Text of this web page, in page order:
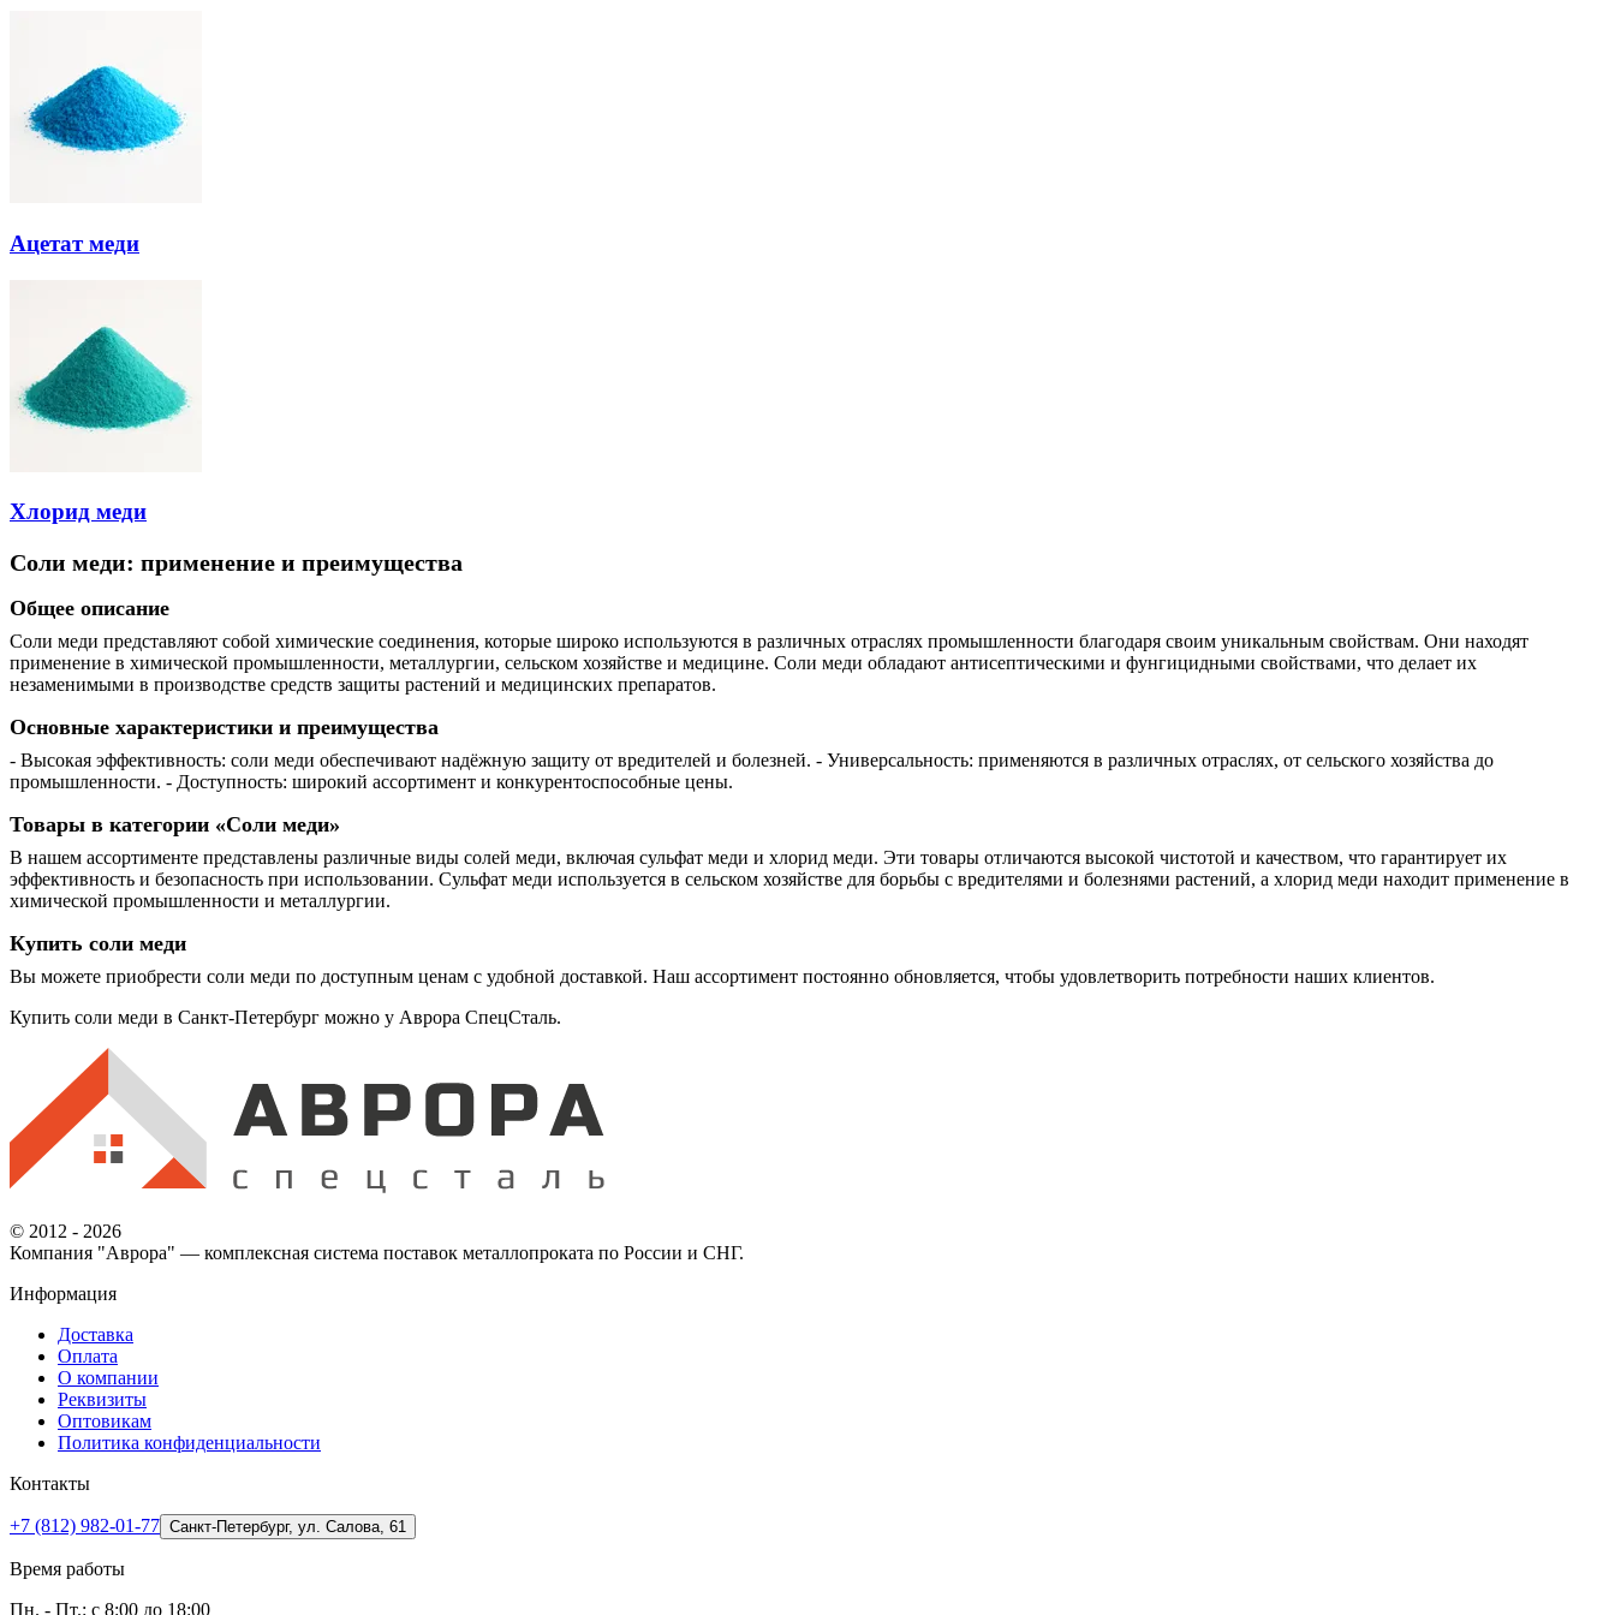
Ацетат меди
Хлорид меди
Соли меди: применение и преимущества
Общее описание
Соли меди представляют собой химические соединения, которые широко используются в различных отраслях промышленности благодаря своим уникальным свойствам. Они находят
применение в химической промышленности, металлургии, сельском хозяйстве и медицине. Соли меди обладают антисептическими и фунгицидными свойствами, что делает их
незаменимыми в производстве средств защиты растений и медицинских препаратов.
Основные характеристики и преимущества
- Высокая эффективность: соли меди обеспечивают надёжную защиту от вредителей и болезней. - Универсальность: применяются в различных отраслях, от сельского хозяйства до
промышленности. - Доступность: широкий ассортимент и конкурентоспособные цены.
Товары в категории «Соли меди»
В нашем ассортименте представлены различные виды солей меди, включая сульфат меди и хлорид меди. Эти товары отличаются высокой чистотой и качеством, что гарантирует их
эффективность и безопасность при использовании. Сульфат меди используется в сельском хозяйстве для борьбы с вредителями и болезнями растений, а хлорид меди находит применение в
химической промышленности и металлургии.
Купить соли меди
Вы можете приобрести соли меди по доступным ценам с удобной доставкой. Наш ассортимент постоянно обновляется, чтобы удовлетворить потребности наших клиентов.
Купить соли меди в Санкт-Петербург можно у Аврора СпецСталь.
© 2012 - 2026
Компания "Аврора" — комплексная система поставок металлопроката по России и СНГ.
Информация
Доставка
Оплата
О компании
Реквизиты
Оптовикам
Политика конфиденциальности
Контакты
+7 (812) 982-01-77 Санкт-Петербург, ул. Салова, 61
Время работы
Пн. - Пт.: с 8:00 до 18:00